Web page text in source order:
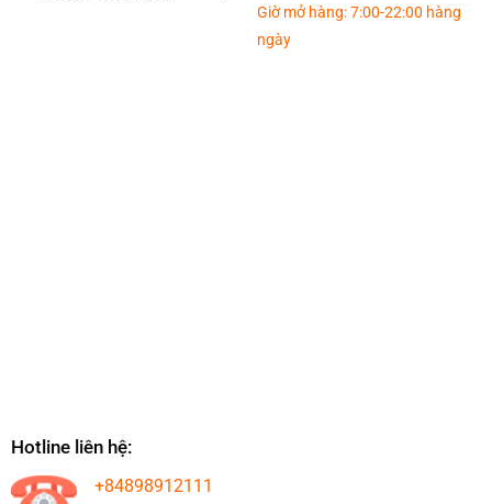
Giờ mở hàng: 7:00-22:00 hàng
ngày
Hotline liên hệ:
+84898912111